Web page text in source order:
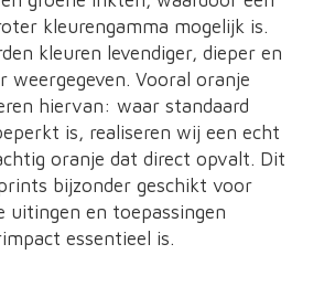
kleurengamma mogelijk is.
kleuren levendiger, dieper en
weergegeven. Vooral oranje
hiervan: waar standaard
is, realiseren wij een echt
oranje dat direct opvalt. Dit
bijzonder geschikt voor
uitingen en toepassingen
essentieel is.